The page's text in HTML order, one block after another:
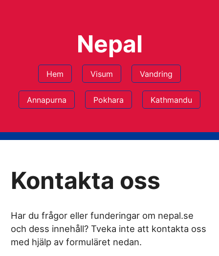
Nepal
Hem Visum Vandring
Annapurna Pokhara Kathmandu
Kontakta oss
Har du frågor eller funderingar om nepal.se
och dess innehåll? Tveka inte att kontakta oss
med hjälp av formuläret nedan.